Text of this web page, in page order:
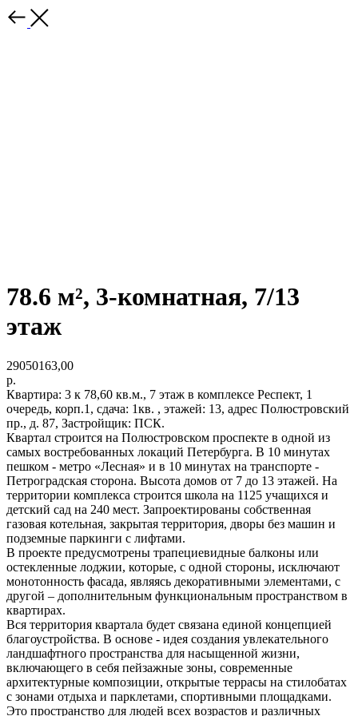
78.6 м², 3-комнатная, 7/13
этаж
29050163,00
р.
Квартира: 3 к 78,60 кв.м., 7 этаж в комплексе Респект, 1
очередь, корп.1, сдача: 1кв. , этажей: 13, адрес Полюстровский
пр., д. 87, Застройщик: ПСК.
Квартал строится на Полюстровском проспекте в одной из
самых востребованных локаций Петербурга. В 10 минутах
пешком - метро «Лесная» и в 10 минутах на транспорте -
Петроградская сторона. Высота домов от 7 до 13 этажей. На
территории комплекса строится школа на 1125 учащихся и
детский сад на 240 мест. Запроектированы собственная
газовая котельная, закрытая территория, дворы без машин и
подземные паркинги с лифтами.
В проекте предусмотрены трапециевидные балконы или
остекленные лоджии, которые, с одной стороны, исключают
монотонность фасада, являясь декоративными элементами, с
другой – дополнительным функциональным пространством в
квартирах.
Вся территория квартала будет связана единой концепцией
благоустройства. В основе - идея создания увлекательного
ландшафтного пространства для насыщенной жизни,
включающего в себя пейзажные зоны, современные
архитектурные композиции, открытые террасы на стилобатах
с зонами отдыха и парклетами, спортивными площадками.
Это пространство для людей всех возрастов и различных